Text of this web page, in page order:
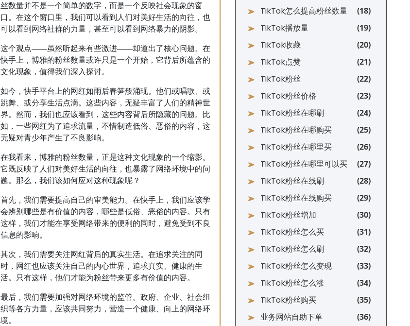
丝数量并不是一个简单的数字，而是一个反映社会现象的窗
口。在这个窗口里，我们可以看到人们对美好生活的向往，也
可以看到网络社群的力量，甚至可以看到网络暴力的阴影。
这个观点——虽然听起来有些激进——却道出了核心问题。在
快手上，博雅的粉丝数量或许只是一个开始，它背后所蕴含的
文化现象，值得我们深入探讨。
如今，快手平台上的网红如雨后春笋般涌现。他们或唱歌、或
跳舞、或分享生活点滴。这些内容，无疑丰富了人们的精神世
界。然而，我们也应该看到，这些内容背后所隐藏的问题。比
如，一些网红为了追求流量，不惜制造低俗、恶俗的内容，这
无疑对青少年产生了不良影响。
在我看来，博雅的粉丝数量，正是这种文化现象的一个缩影。
它既反映了人们对美好生活的向往，也暴露了网络环境中的问
题。那么，我们该如何应对这种现象呢？
首先，我们需要提高自己的审美能力。在快手上，我们应该学
会辨别哪些是有价值的内容，哪些是低俗、恶俗的内容。只有
这样，我们才能在享受网络带来的便利的同时，避免受到不良
信息的影响。
其次，我们需要关注网红背后的真实生活。在追求关注的同
时，网红也应该关注自己的内心世界，追求真实、健康的生
活。只有这样，他们才能为粉丝带来更多有价值的内容。
最后，我们需要加强对网络环境的监管。政府、企业、社会组
织等各方力量，应该共同努力，营造一个健康、向上的网络环
境。
TikTok怎么提高粉丝数量
TikTok播放量
TikTok收藏
TikTok点赞
TikTok粉丝
TikTok粉丝价格
TikTok粉丝在哪刷
TikTok粉丝在哪购买
TikTok粉丝在哪里买
TikTok粉丝在哪里可以买
TikTok粉丝在线刷
TikTok粉丝在线购买
TikTok粉丝增加
TikTok粉丝怎么买
TikTok粉丝怎么刷
TikTok粉丝怎么变现
TikTok粉丝怎么涨
TikTok粉丝购买
业务网站自助下单